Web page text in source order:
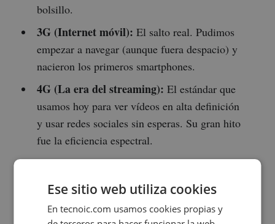
bolsillo.
3G (Internet móvil): El salto real. Pudimos
empezar a navegar (aunque fuera despacio) y
nacieron los primeros smartphones.
4G (La era del streaming): El estándar que
usamos hoy para ver vídeos en alta definición
y usar redes sociales sin esperas. Su gran hito
fue la eficiencia espectral.
5G (Baja latencia):No es solo "más
objetos (IoT) y tener una respuesta
instantánea.
Ese sitio web utiliza cookies
En tecnoic.com usamos cookies propias y